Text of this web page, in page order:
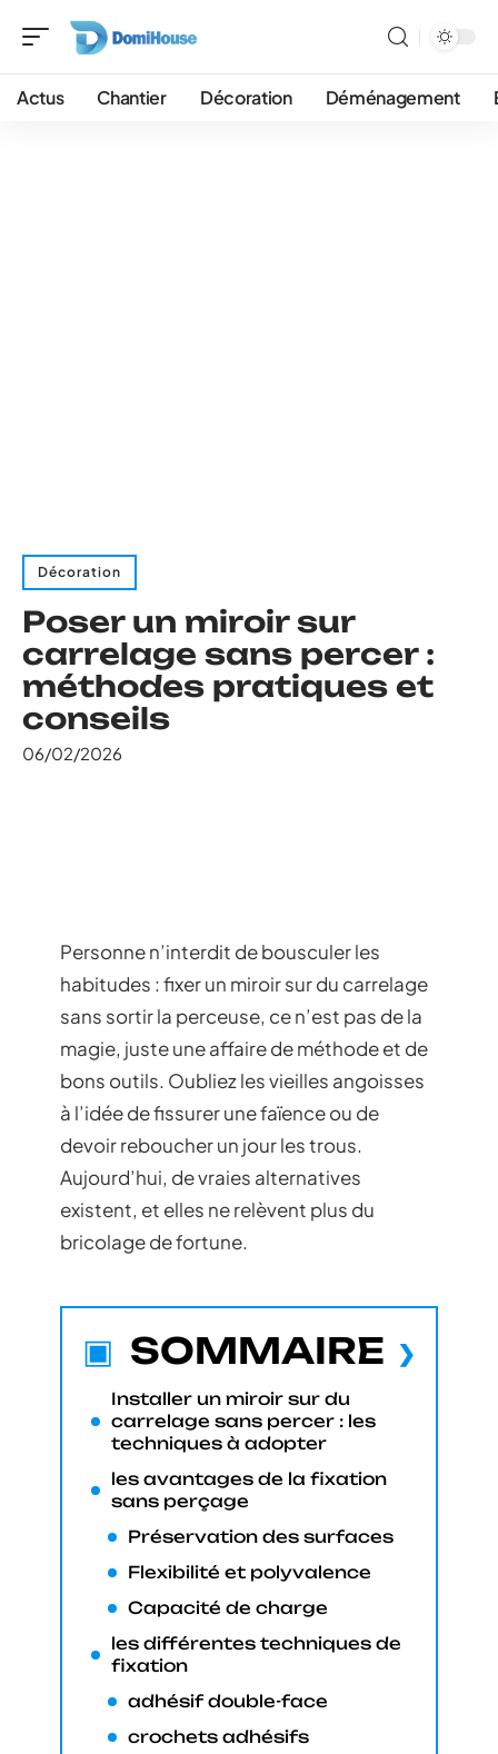
Actus Chantier Décoration Déménagement
Décoration
Poser un miroir sur
carrelage sans percer :
méthodes pratiques et
conseils
06/02/2026
Personne n’interdit de bousculer les
habitudes : fixer un miroir sur du carrelage
sans sortir la perceuse, ce n’est pas de la
magie, juste une affaire de méthode et de
bons outils. Oubliez les vieilles angoisses
à l’idée de fissurer une faïence ou de
devoir reboucher un jour les trous.
Aujourd’hui, de vraies alternatives
existent, et elles ne relèvent plus du
bricolage de fortune.
SOMMAIRE
Installer un miroir sur du
carrelage sans percer : les
techniques à adopter
les avantages de la fixation
sans perçage
Préservation des surfaces
Flexibilité et polyvalence
Capacité de charge
les différentes techniques de
fixation
adhésif double-face
crochets adhésifs